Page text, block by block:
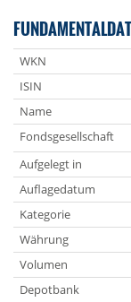
WKN
ISIN
Name
Fondsgesellschaft
Aufgelegt in
Auflagedatum
Kategorie
Währung
Volumen
Depotbank